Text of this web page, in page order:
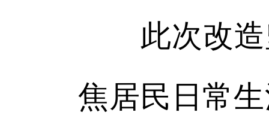
此次改造
焦居民日常